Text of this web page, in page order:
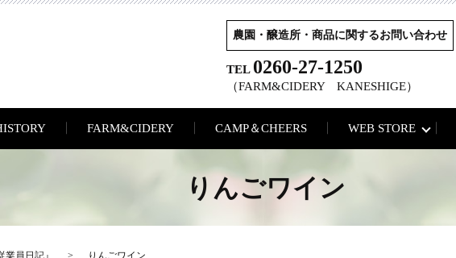
農園・醸造所・商品に関するお問い合わせ
TEL 0260-27-1250
（FARM&CIDERY KANESHIGE）
FARM&CIDERY CAMP＆CHEERS WEB STORE
りんごワイン
業員日記』 りんごワイン